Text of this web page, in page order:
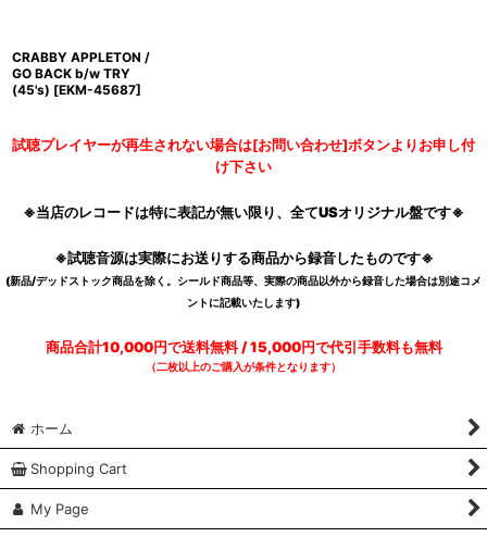
CRABBY APPLETON /
GO BACK b/w TRY
(45's) [EKM-45687]
試聴プレイヤーが再生されない場合は[お問い合わせ]ボタンよりお申し付
け下さい
※当店のレコードは特に表記が無い限り、全てUSオリジナル盤です※
※試聴音源は実際にお送りする商品から録音したものです※
(新品/デッドストック商品を除く。シールド商品等、実際の商品以外から録音した場合は別途コメ
ントに記載いたします)
商品合計10,000円で送料無料 / 15,000円で代引手数料も無料
（二枚以上のご購入が条件となります）
ホーム
Shopping Cart
My Page